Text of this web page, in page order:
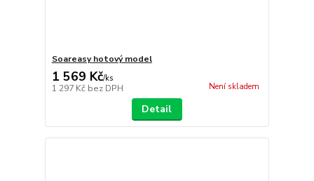
Soareasy hotový model
1 569 Kč/ks
1 297 Kč bez DPH Není skladem
Detail